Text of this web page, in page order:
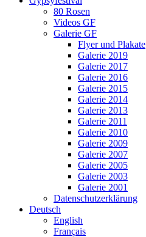
80 Rosen
Videos GF
Galerie GF
Flyer und Plakate
Galerie 2019
Galerie 2017
Galerie 2016
Galerie 2015
Galerie 2014
Galerie 2013
Galerie 2011
Galerie 2010
Galerie 2009
Galerie 2007
Galerie 2005
Galerie 2003
Galerie 2001
Datenschutzerklärung
Deutsch
English
Français